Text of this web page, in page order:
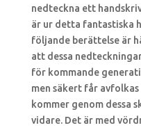
nedteckna ett
är ur detta fantastiska
följande berättelse är
att dessa
för kommande
men säkert får
kommer genom dessa
vidare. Det är med